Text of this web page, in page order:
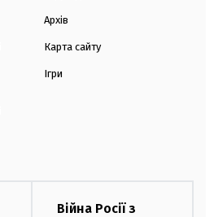
Архів
Карта сайту
Ігри
Війна Росії з